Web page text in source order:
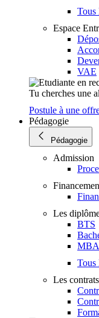
Tous
Espace
VAE
Tu cherches une
Postule à une
Pédagogie
Pédagogie
Admission
Les
BTS
MBA
Tous
Les contrats